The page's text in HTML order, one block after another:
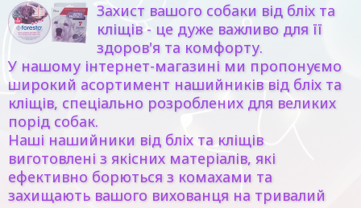
Захист вашого собаки від бліх та
кліщів - це дуже важливо для її
здоров'я та комфорту.
У нашому інтернет-магазині ми пропонуємо
широкий асортимент нашийників від бліх та
кліщів, спеціально розроблених для великих
порід собак.
Наші нашийники від бліх та кліщів
виготовлені з якісних матеріалів, які
ефективно борються з комахами та
захищають вашого вихованця на тривалий